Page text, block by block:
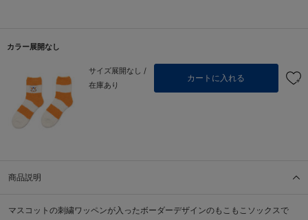
カラー展開なし
サイズ展開なし /
在庫あり
カートに入れる
商品説明
マスコットの刺繍ワッペンが入ったボーダーデザインのもこもこソックスで